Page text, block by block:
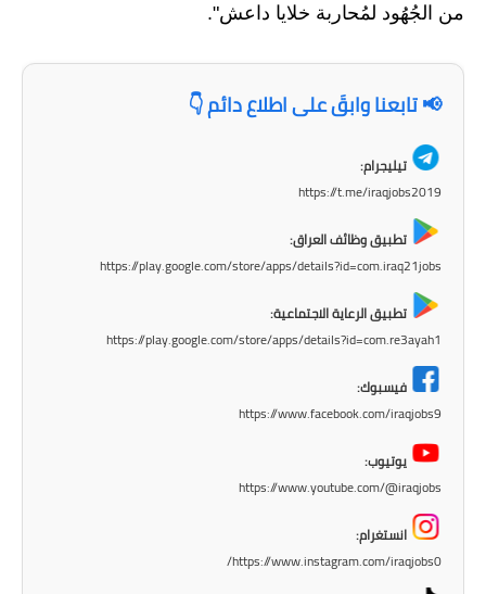
صحة وطب
العامة
من الجُهُود لمُحاربة خلايا داعش".
📢 تابعنا وابقَ على اطلاع دائم 👇
تيليجرام:
https://t.me/iraqjobs2019
تطبيق وظائف العراق:
https://play.google.com/store/apps/details?id=com.iraq21jobs
تطبيق الرعاية الاجتماعية:
https://play.google.com/store/apps/details?id=com.re3ayah1
فيسبوك:
https://www.facebook.com/iraqjobs9
يوتيوب:
https://www.youtube.com/@iraqjobs
انستغرام:
https://www.instagram.com/iraqjobs0/